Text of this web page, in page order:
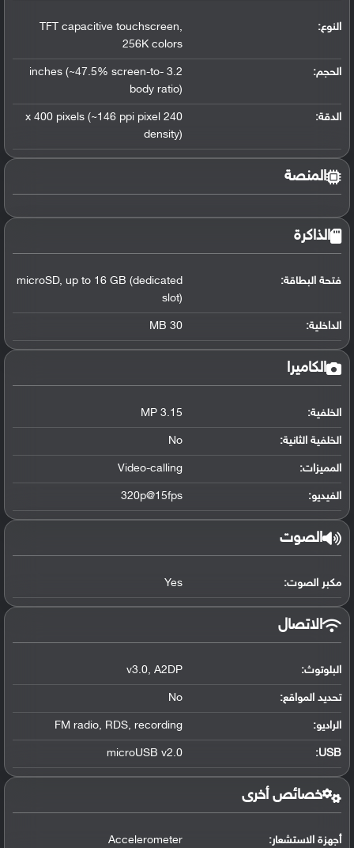
النوع: TFT capacitive touchscreen,
256K colors
الحجم:
3.2 inches (~47.5% screen-to-
body ratio)
الدقة:
240 x 400 pixels (~146 ppi pixel
density)
المنصة
الذاكرة
فتحة البطاقة: microSD, up to 16 GB (dedicated
slot)
الداخلية: 30 MB
الكاميرا
الخلفية: 3.15 MP
الخلفية الثانية: No
المميزات: Video-calling
الفيديو: 320p@15fps
الصوت
مكبر الصوت: Yes
الاتصال
البلوتوث:
v3.0, A2DP
تحديد المواقع:
No
الراديو: FM radio, RDS, recording
USB
:
microUSB v2.0
خصائص أخرى
أجهزة الاستشعار: Accelerometer